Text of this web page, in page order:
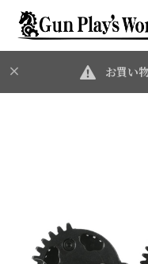
お買い